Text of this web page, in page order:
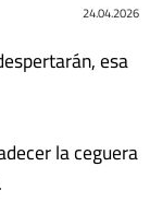
24.04.2026
esa
la ceguera